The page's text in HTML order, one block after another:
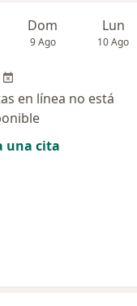
Dom
9 Ago
Lun
10 Ago
en línea no está
una cita